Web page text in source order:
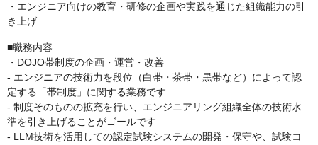
・エンジニア向けの教育・研修の企画や実践を通じた組織能力の引
き上げ
■職務内容
・DOJO帯制度の企画・運営・改善
- エンジニアの技術力を段位（白帯・茶帯・黒帯など）によって認
定する「帯制度」に関する業務です
- 制度そのものの拡充を行い、エンジニアリング組織全体の技術水
準を引き上げることがゴールです
- LLM技術を活用しての認定試験システムの開発・保守や、試験コ